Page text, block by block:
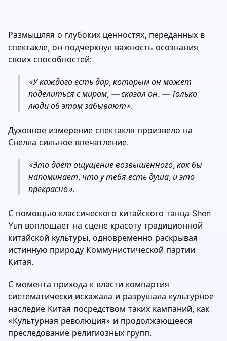
Размышляя о глубоких ценностях, переданных в
спектакле, он подчеркнул важность осознания
своих способностей:
«У каждого есть дар, которым он может
поделиться с миром, — сказал он. — Только
люди об этом забывают».
Духовное измерение спектакля произвело на
Снелла сильное впечатление.
«Это даёт ощущение возвышенного, как бы
напоминает, что у тебя есть душа, и это
прекрасно».
С помощью классического китайского танца Shen
Yun воплощает на сцене красоту традиционной
китайской культуры, одновременно раскрывая
истинную природу Коммунистической партии
Китая.
С момента прихода к власти компартия
систематически искажала и разрушала культурное
наследие Китая посредством таких кампаний, как
«Культурная революция» и продолжающееся
преследование религиозных групп.